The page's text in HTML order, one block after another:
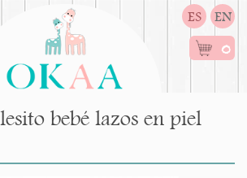
ES EN
0
bebé lazos en piel